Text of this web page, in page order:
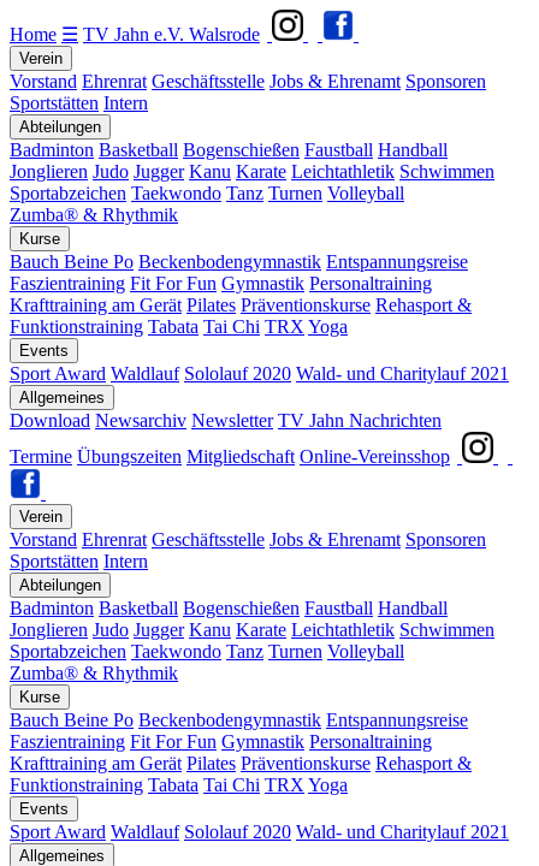
Home ☰ TV Jahn e.V. Walsrode
Verein
Vorstand Ehrenrat Geschäftsstelle Jobs & Ehrenamt Sponsoren
Sportstätten Intern
Abteilungen
Badminton Basketball Bogenschießen Faustball Handball
Jonglieren Judo Jugger Kanu Karate Leichtathletik Schwimmen
Sportabzeichen Taekwondo Tanz Turnen Volleyball
Zumba® & Rhythmik
Kurse
Bauch Beine Po Beckenbodengymnastik Entspannungsreise
Faszientraining Fit For Fun Gymnastik Personaltraining
Krafttraining am Gerät Pilates Präventionskurse Rehasport &
Funktionstraining Tabata Tai Chi TRX Yoga
Events
Sport Award Waldlauf Sololauf 2020 Wald- und Charitylauf 2021
Allgemeines
Download Newsarchiv Newsletter TV Jahn Nachrichten
Termine Übungszeiten Mitgliedschaft Online-Vereinsshop
Verein
Vorstand Ehrenrat Geschäftsstelle Jobs & Ehrenamt Sponsoren
Sportstätten Intern
Abteilungen
Badminton Basketball Bogenschießen Faustball Handball
Jonglieren Judo Jugger Kanu Karate Leichtathletik Schwimmen
Sportabzeichen Taekwondo Tanz Turnen Volleyball
Zumba® & Rhythmik
Kurse
Bauch Beine Po Beckenbodengymnastik Entspannungsreise
Faszientraining Fit For Fun Gymnastik Personaltraining
Krafttraining am Gerät Pilates Präventionskurse Rehasport &
Funktionstraining Tabata Tai Chi TRX Yoga
Events
Sport Award Waldlauf Sololauf 2020 Wald- und Charitylauf 2021
Allgemeines